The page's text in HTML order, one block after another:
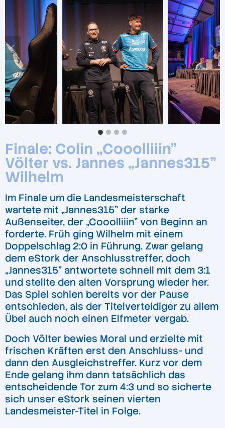
Finale: Colin „Cooolliiin”
Völter vs. Jannes „Jannes315”
Wilhelm
Im Finale um die Landesmeisterschaft
wartete mit „Jannes315” der starke
Außenseiter, der „Cooolliiin” von Beginn an
forderte. Früh ging Wilhelm mit einem
Doppelschlag 2:0 in Führung. Zwar gelang
dem eStork der Anschlusstreffer, doch
„Jannes315” antwortete schnell mit dem 3:1
und stellte den alten Vorsprung wieder her.
Das Spiel schien bereits vor der Pause
entschieden, als der Titelverteidiger zu allem
Übel auch noch einen Elfmeter vergab.
Doch Völter bewies Moral und erzielte mit
frischen Kräften erst den Anschluss- und
dann den Ausgleichstreffer. Kurz vor dem
Ende gelang ihm dann tatsächlich das
entscheidende Tor zum 4:3 und so sicherte
sich unser eStork seinen vierten
Landesmeister-Titel in Folge.